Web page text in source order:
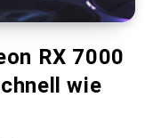
RX 7000
wie